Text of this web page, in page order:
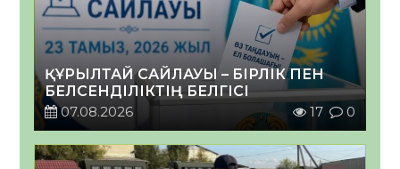
ҚҰРЫЛТАЙ САЙЛАУЫ – БІРЛІК ПЕН
БЕЛСЕНДІЛІКТІҢ БЕЛГІСІ
07.08.2026
17 0